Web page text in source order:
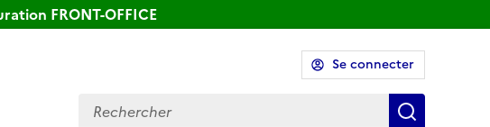
FRONT-OFFICE
Se connecter
Rechercher